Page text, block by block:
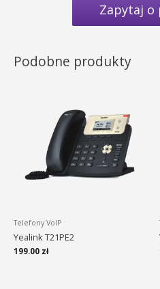
Zapytaj
Podobne produkty
Telefony VoIP
Yealink T21PE2
199.00 zł